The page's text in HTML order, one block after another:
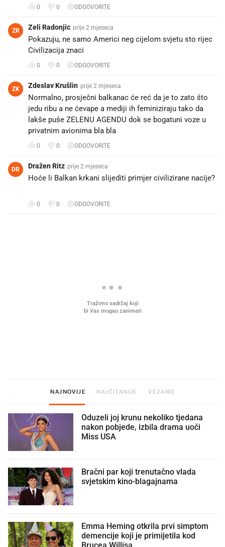
0 0 ODGOVORITE
ZR Zeli Radonjic prije 2 mjeseca
Pokazuju, ne samo Americi neg cijelom svjetu sto rijec
Civilizacija znaci
0 0 ODGOVORITE
ZK Zdeslav Krušlin prije 2 mjeseca
Normalno, prosječni balkanac će reć da je to zato što
jedu ribu a ne ćevape a mediji ih feminiziraju tako da
lakše puše ZELENU AGENDU dok se bogatuni voze u
privatnim avionima bla bla
0 0 ODGOVORITE
DR Dražen Ritz prije 2 mjeseca
Hoće li Balkan krkani slijediti primjer civilizirane nacije?
0 0 ODGOVORITE
NAJNOVIJE NAJČITANIJE VEZANO
Oduzeli joj krunu nekoliko tjedana
nakon pobjede, izbila drama uoči
Miss USA
Bračni par koji trenutačno vlada
svjetskim kino-blagajnama
Emma Heming otkrila prvi simptom
demencije koji je primijetila kod
Brucea Willisa